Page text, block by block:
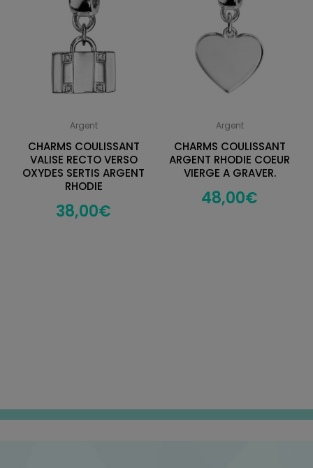
Argent
CHARMS COULISSANT
VALISE RECTO VERSO
OXYDES SERTIS ARGENT
RHODIE
38,00€
Argent
CHARMS COULISSANT
ARGENT RHODIE COEUR
VIERGE A GRAVER.
48,00€